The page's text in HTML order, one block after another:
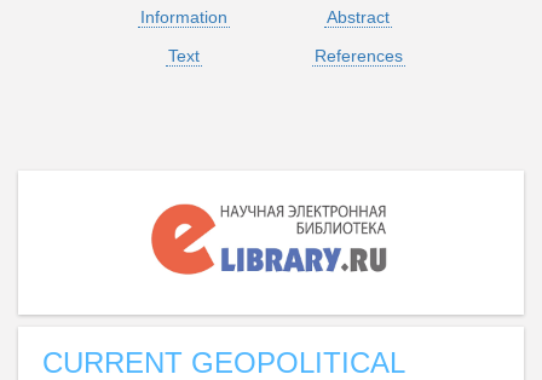
Information
Abstract
Text
References
CURRENT GEOPOLITICAL